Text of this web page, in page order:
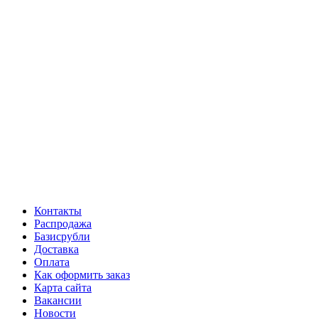
Контакты
Распродажа
Базисрубли
Доставка
Оплата
Как оформить заказ
Карта сайта
Вакансии
Новости